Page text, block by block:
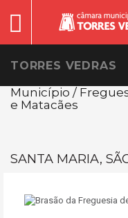
TORRES VEDRAS
Município /
e Matacães
SANTA MARIA,